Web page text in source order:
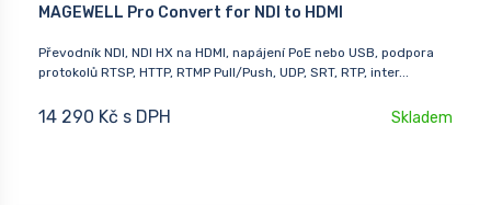
MAGEWELL Pro Convert for NDI to HDMI
Převodník NDI, NDI HX na HDMI, napájení PoE nebo USB, podpora
protokolů RTSP, HTTP, RTMP Pull/Push, UDP, SRT, RTP, inter...
14 290 Kč s DPH Skladem